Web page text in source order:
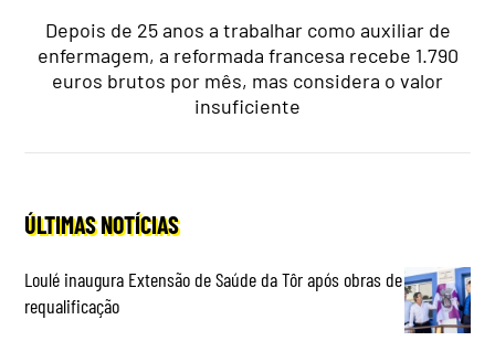
Depois de 25 anos a trabalhar como auxiliar de
enfermagem, a reformada francesa recebe 1.790
euros brutos por mês, mas considera o valor
insuficiente
ÚLTIMAS NOTÍCIAS
Loulé inaugura Extensão de Saúde da Tôr após obras de
requalificação